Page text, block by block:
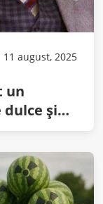
11 august, 2025
un
dulce şi